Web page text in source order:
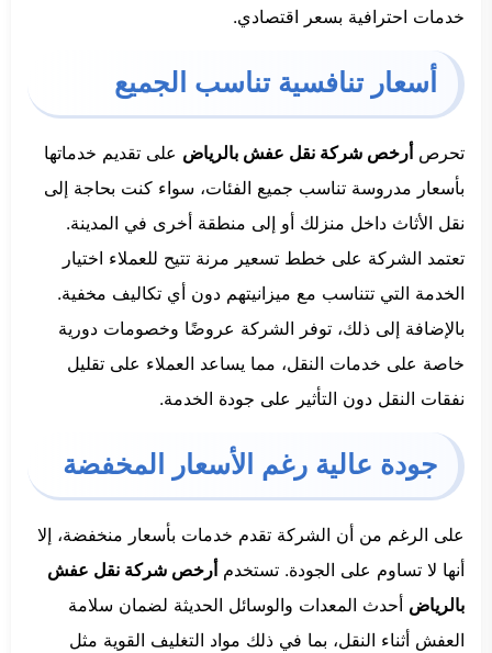
خدمات احترافية بسعر اقتصادي.
أسعار تنافسية تناسب الجميع
تحرص أرخص شركة نقل عفش بالرياض على تقديم خدماتها
بأسعار مدروسة تناسب جميع الفئات، سواء كنت بحاجة إلى
نقل الأثاث داخل منزلك أو إلى منطقة أخرى في المدينة.
تعتمد الشركة على خطط تسعير مرنة تتيح للعملاء اختيار
الخدمة التي تتناسب مع ميزانيتهم دون أي تكاليف مخفية.
بالإضافة إلى ذلك، توفر الشركة عروضًا وخصومات دورية
خاصة على خدمات النقل، مما يساعد العملاء على تقليل
نفقات النقل دون التأثير على جودة الخدمة.
جودة عالية رغم الأسعار المخفضة
على الرغم من أن الشركة تقدم خدمات بأسعار منخفضة، إلا
أنها لا تساوم على الجودة. تستخدم أرخص شركة نقل عفش
بالرياض أحدث المعدات والوسائل الحديثة لضمان سلامة
العفش أثناء النقل، بما في ذلك مواد التغليف القوية مثل